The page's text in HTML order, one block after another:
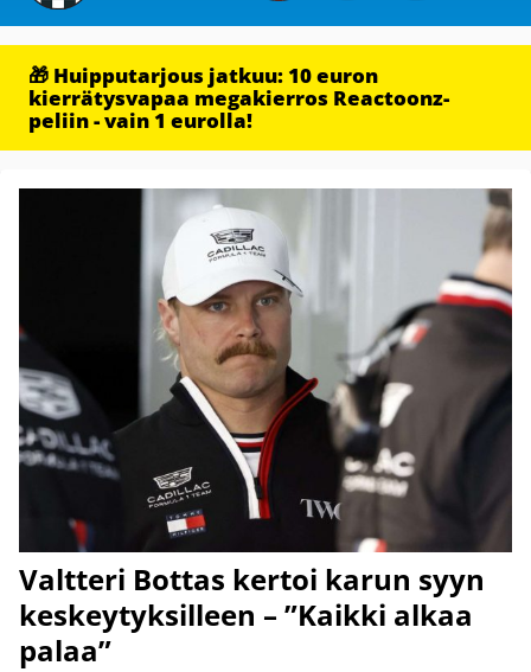
🎁 Huipputarjous jatkuu: 10 euron
kierrätysvapaa megakierros Reactoonz-
peliin - vain 1 eurolla!
Valtteri Bottas kertoi karun syyn
keskeytyksilleen – ”Kaikki alkaa
palaa”